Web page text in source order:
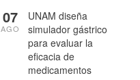
UNAM diseña
simulador gástrico
para evaluar la
eficacia de
medicamentos
07
AGO